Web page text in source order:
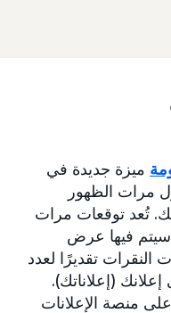
ميزة جديدة في
مرات الظهور
تُعد توقعات مرات
سيتم فيها عرض
النقرات تقديرًا لعدد
(إعلاناتك).
منصة الإعلانات